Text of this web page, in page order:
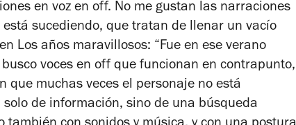
en voz en off. No me gustan las narraciones
sucediendo, que tratan de llenar un vacío
Los años maravillosos: “Fue en ese verano
voces en off que funcionan en contrapunto,
que muchas veces el personaje no está
de información, sino de una búsqueda